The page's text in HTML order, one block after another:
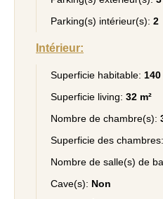
Parking(s) intérieur(s): 2
Intérieur:
Superficie habitable: 140
Superficie living: 32 m²
Nombre de chambre(s):
Superficie des chambres:
Nombre de salle(s) de
Cave(s): Non